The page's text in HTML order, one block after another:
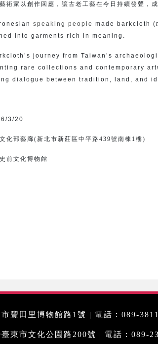
術家以創作回應，讓古老工藝在今日持續發聲，
speaking people made barkcloth (
into garments rich in meaning.
journey from Taiwan’s
rare collections and contemporary
dialogue between tradition, land, and
3/20
化部藝廊(新北市新莊區中平路439號南棟1樓)
前文化博物館
豐田里博物館路1號 | 電話：089-
東市文化公園路200號 | 電話：089-